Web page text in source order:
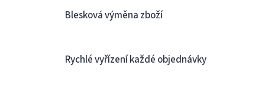
Blesková výměna zboží
Rychlé vyřízení každé objednávky